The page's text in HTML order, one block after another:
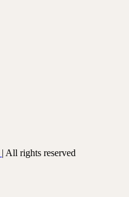
| All rights reserved